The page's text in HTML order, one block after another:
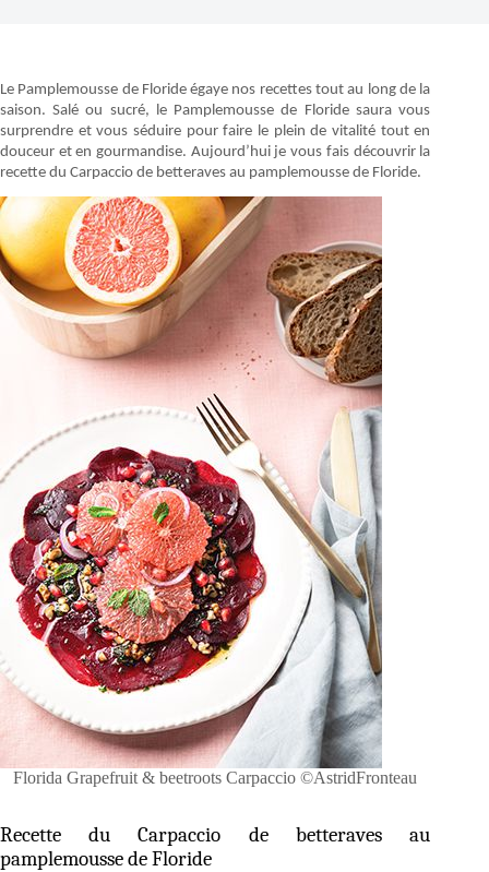
Le Pamplemousse de Floride égaye nos recettes tout au long de la
saison. Salé ou sucré, le Pamplemousse de Floride saura vous
surprendre et vous séduire pour faire le plein de vitalité tout en
douceur et en gourmandise. Aujourd’hui je vous fais découvrir la
recette du Carpaccio de betteraves au pamplemousse de Floride.
Florida Grapefruit & beetroots Carpaccio ©AstridFronteau
Recette du Carpaccio de betteraves au
pamplemousse de Floride